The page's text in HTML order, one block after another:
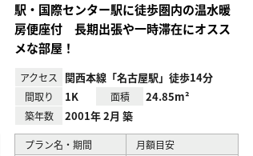
駅・国際センター駅に徒歩圏内の温水暖
房便座付 長期出張や一時滞在にオスス
メな部屋！
アクセス 関西本線「名古屋駅」徒歩14分
間取り 1K 面積 24.85m²
築年数 2001年 2月 築
プラン名・期間 月額目安